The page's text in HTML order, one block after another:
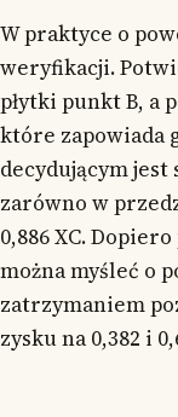
W praktyce o
weryfikacji.
płytki punkt B, a
które zapowiada
decydującym
zarówno w
0,886 XC.
można myśleć o
zatrzymaniem
zysku na 0,382 i